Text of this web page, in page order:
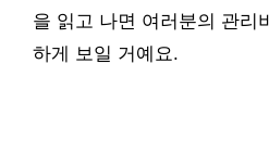
을 읽고 나면 여러분의 관리
하게 보일 거예요.